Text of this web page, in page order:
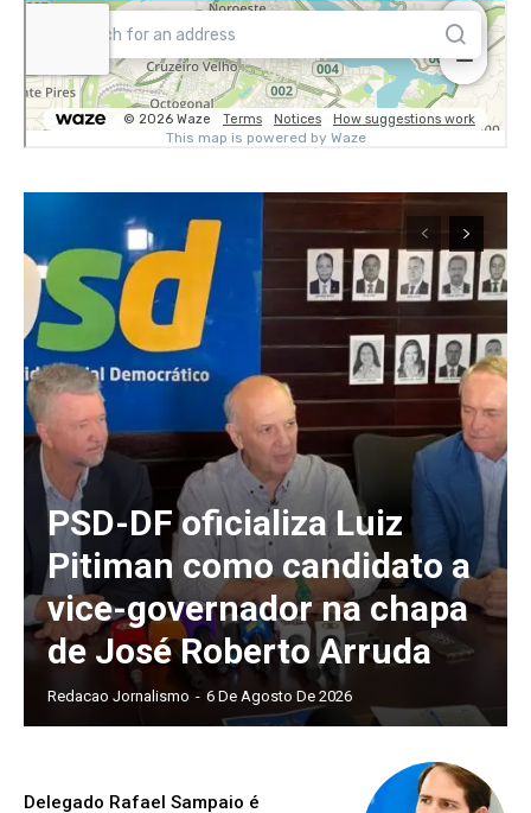
PSD-DF oficializa Luiz
Pitiman como candidato a
vice-governador na chapa
de José Roberto Arruda
Redacao Jornalismo - 6 De Agosto De 2026
Delegado Rafael Sampaio é